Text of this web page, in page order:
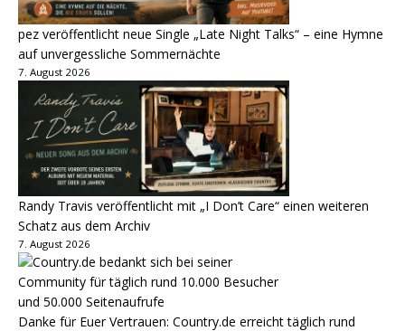
pez veröffentlicht neue Single „Late Night Talks“ – eine Hymne
auf unvergessliche Sommernächte
7. August 2026
Randy Travis veröffentlicht mit „I Don’t Care“ einen weiteren
Schatz aus dem Archiv
7. August 2026
Danke für Euer Vertrauen: Country.de erreicht täglich rund